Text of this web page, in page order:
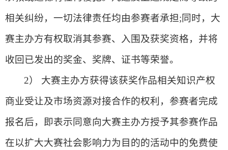
相关纠纷，一切法律责任均由参赛者承担;同时，大
赛主办方有权取消其参赛、入围及获奖资格，并将
收回已发出的奖金、奖牌、证书等荣誉。
2） 大赛主办方获得该获奖作品相关知识产权
商业受让及市场资源对接合作的权利，参赛者完成
报名后，即表示同意向大赛主办方授予其参赛作品
在以扩大大赛社会影响力为目的的活动中的免费使